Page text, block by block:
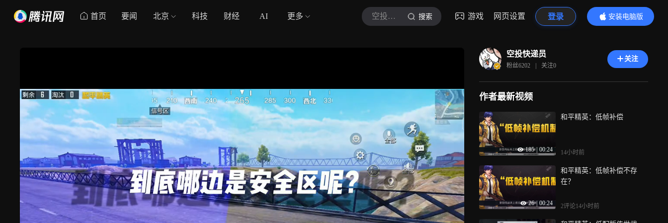
首页 要闻 北京 科技 财经 AI 更多 空投快递员 搜索 游戏 网页设置 登录
安装电脑版
内容更精彩
空投快递员
粉丝6202 | 关注0
关注
作者最新视频
185 00:24
和平精英：低帧补偿
14小时前
26 00:24
和平精英：低帧补偿不存
在？
2评论14小时前